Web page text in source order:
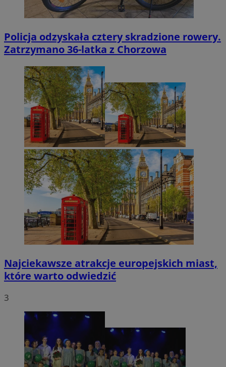
Policja odzyskała cztery skradzione rowery.
Zatrzymano 36-latka z Chorzowa
Najciekawsze atrakcje europejskich miast,
które warto odwiedzić
3